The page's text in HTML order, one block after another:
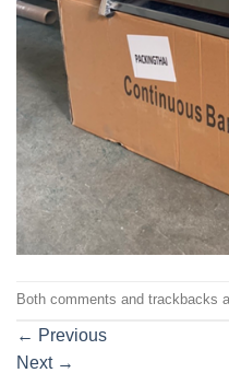
Both comments and trackbacks
← Previous
Next →